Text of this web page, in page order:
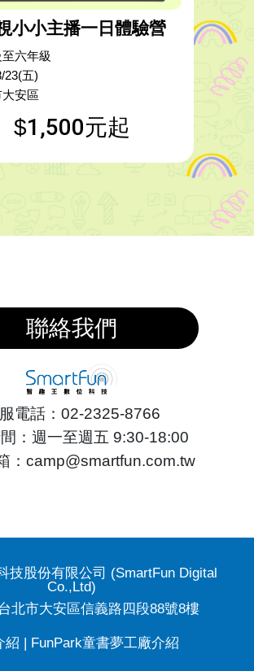
小小主播一日體驗營
六年級
23(五)
安區
$1,500元起
聯絡我們
電話：02-2325-8766
：週一至週五 9:30-18:00
：camp@smartfun.com.tw
技股份有限公司 (SmartFun Digital
Co.,Ltd)
北市大安區信義路四段88號8樓
紹 | FunPark童書夢工廠介紹